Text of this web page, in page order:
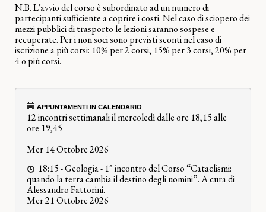
N.B. L’avvio del corso è subordinato ad un numero di
partecipanti sufficiente a coprire i costi. Nel caso di sciopero dei
mezzi pubblici di trasporto le lezioni saranno sospese e
recuperate. Per i non soci sono previsti sconti nel caso di
iscrizione a più corsi: 10% per 2 corsi, 15% per 3 corsi, 20% per
4 o più corsi.
APPUNTAMENTI IN CALENDARIO
12 incontri settimanali il mercoledì dalle ore 18,15 alle
ore 19,45
Mer 14 Ottobre 2026
18:15 -Geologia - 1° incontro del Corso “Cataclismi:
quando la terra cambia il destino degli uomini”. A cura di
Alessandro Fattorini.
Mer 21 Ottobre 2026